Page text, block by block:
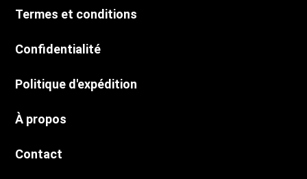
Termes et conditions
Confidentialité
Politique d'expédition
À propos
Contact